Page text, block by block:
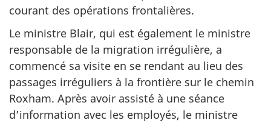
courant des opérations frontalières.
Le ministre Blair, qui est également le ministre
responsable de la migration irrégulière, a
commencé sa visite en se rendant au lieu des
passages irréguliers à la frontière sur le chemin
Roxham. Après avoir assisté à une séance
d’information avec les employés, le ministre